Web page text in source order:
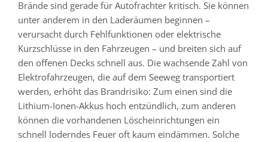
Brände sind gerade für Autofrachter kritisch. Sie können
unter anderem in den Laderäumen beginnen –
verursacht durch Fehlfunktionen oder elektrische
Kurzschlüsse in den Fahrzeugen – und breiten sich auf
den offenen Decks schnell aus. Die wachsende Zahl von
Elektrofahrzeugen, die auf dem Seeweg transportiert
werden, erhöht das Brandrisiko: Zum einen sind die
Lithium-Ionen-Akkus hoch entzündlich, zum anderen
können die vorhandenen Löscheinrichtungen ein
schnell loderndes Feuer oft kaum eindämmen. Solche